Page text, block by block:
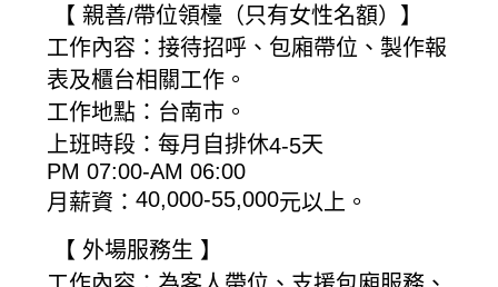
【 親善/帶位領檯（只有女性名額）】
工作內容：接待招呼、包廂帶位、製作報
表及櫃台相關工作。
工作地點：台南市。
上班時段：每月自排休4-5天
PM 07:00-AM 06:00
月薪資：40,000-55,000元以上。
【 外場服務生 】